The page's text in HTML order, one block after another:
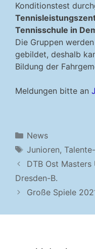
Konditionstest
Tennisschule in
Die Gruppen
gebildet, deshalb
Bildung der
Meldungen bitte an
Kategorien
News
Schlagwörter
Junioren,
DTB Ost Masters
Dresden-B.
Große Spiele